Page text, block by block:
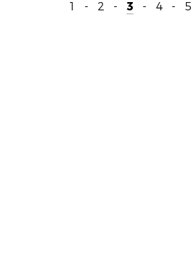
1 - 2 - 3 - 4 - 5